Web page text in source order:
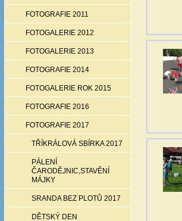
FOTOGRAFIE 2011
FOTOGALERIE 2012
FOTOGALERIE 2013
FOTOGRAFIE 2014
FOTOGALERIE ROK 2015
FOTOGRAFIE 2016
FOTOGRAFIE 2017
TŘÍKRÁLOVÁ SBÍRKA 2017
PÁLENÍ
ČARODĚJNIC,STAVĚNÍ
MÁJKY
SRANDA BEZ PLOTŮ 2017
DĚTSKÝ DEN